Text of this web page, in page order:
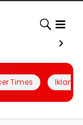
Times Iklanin